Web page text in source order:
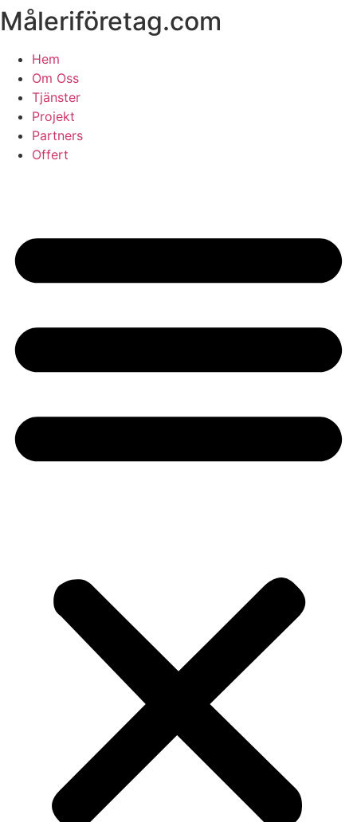
Skip
to
content
Måleriföretag.com
Hem
Om Oss
Tjänster
Projekt
Partners
Offert